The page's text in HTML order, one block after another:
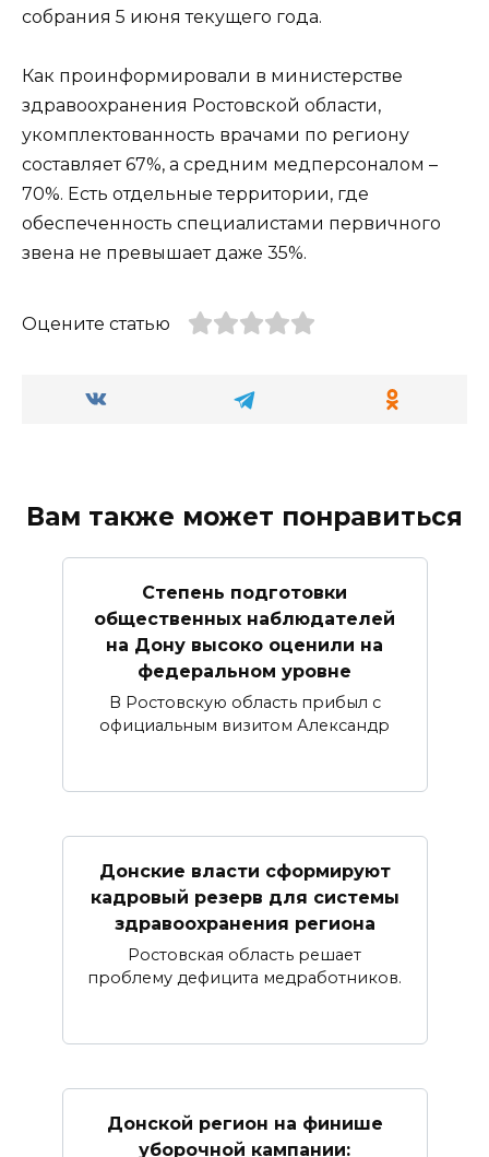
собрания 5 июня текущего года.
Как проинформировали в министерстве
здравоохранения Ростовской области,
укомплектованность врачами по региону
составляет 67%, а средним медперсоналом –
70%. Есть отдельные территории, где
обеспеченность специалистами первичного
звена не превышает даже 35%.
Оцените статью
Вам также может понравиться
Степень подготовки
общественных наблюдателей
на Дону высоко оценили на
федеральном уровне
В Ростовскую область прибыл с
официальным визитом Александр
Донские власти сформируют
кадровый резерв для системы
здравоохранения региона
Ростовская область решает
проблему дефицита медработников.
Донской регион на финише
уборочной кампании: